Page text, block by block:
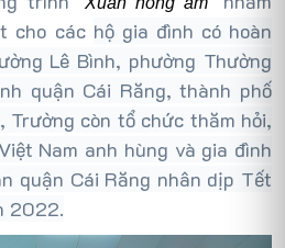
cho các hộ gia đình có hoàn
Lê Bình, phường Thường
quận Cái Răng, thành phố
Trường còn tổ chức thăm hỏi,
Nam anh hùng và gia đình
quận Cái Răng nhân dịp Tết
2022.